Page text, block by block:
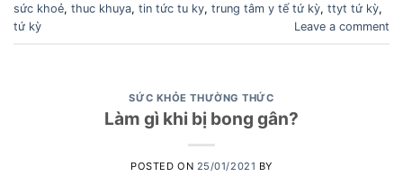
sức khoẻ, thuc khuya, tin tức tu ky, trung tâm y tế tứ kỳ, ttyt tứ kỳ,
tứ kỳ
Leave a comment
SỨC KHỎE THƯỜNG THỨC
Làm gì khi bị bong gân?
POSTED ON 25/01/2021 BY